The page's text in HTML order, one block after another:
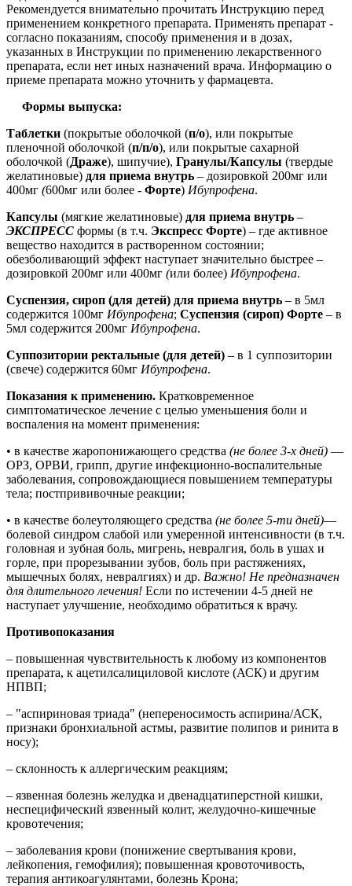
Рекомендуется внимательно прочитать Инструкцию перед
применением конкретного препарата. Применять препарат -
согласно показаниям, способу применения и в дозах,
указанных в Инструкции по применению лекарственного
препарата, если нет иных назначений врача. Информацию о
приеме препарата можно уточнить у фармацевта.
Формы выпуска:
Таблетки (покрытые оболочкой (п/о), или покрытые
пленочной оболочкой (п/п/о), или покрытые сахарной
оболочкой (Драже), шипучие), Гранулы/Капсулы (твердые
желатиновые) для приема внутрь – дозировкой 200мг или
400мг (600мг или более - Форте) Ибупрофена.
Капсулы (мягкие желатиновые) для приема внутрь –
ЭКСПРЕСС формы (в т.ч. Экспресс Форте) – где активное
вещество находится в растворенном состоянии;
обезболивающий эффект наступает значительно быстрее –
дозировкой 200мг или 400мг (или более) Ибупрофена.
Суспензия, сироп (для детей) для приема внутрь – в 5мл
содержится 100мг Ибупрофена; Суспензия (сироп) Форте – в
5мл содержится 200мг Ибупрофена.
Суппозитории ректальные (для детей) – в 1 суппозитории
(свече) содержится 60мг Ибупрофена.
Показания к применению. Кратковременное
симптоматическое лечение с целью уменьшения боли и
воспаления на момент применения:
• в качестве жаропонижающего средства (не более 3-х дней) —
ОРЗ, ОРВИ, грипп, другие инфекционно-воспалительные
заболевания, сопровождающиеся повышением температуры
тела; постпрививочные реакции;
• в качестве болеутоляющего средства (не более 5-ти дней)—
болевой синдром слабой или умеренной интенсивности (в т.ч.
головная и зубная боль, мигрень, невралгия, боль в ушах и
горле, при прорезывании зубов, боль при растяжениях,
мышечных болях, невралгиях) и др. Важно! Не предназначен
для длительного лечения! Если по истечении 4-5 дней не
наступает улучшение, необходимо обратиться к врачу.
Противопоказания
– повышенная чувствительность к любому из компонентов
препарата, к ацетилсалициловой кислоте (АСК) и другим
НПВП;
– "аспириновая триада" (непереносимость аспирина/АСК,
признаки бронхиальной астмы, развитие полипов и ринита в
носу);
– склонность к аллергическим реакциям;
– язвенная болезнь желудка и двенадцатиперстной кишки,
неспецифический язвенный колит, желудочно-кишечные
кровотечения;
– заболевания крови (понижение свертывания крови,
лейкопения, гемофилия); повышенная кровоточивость,
терапия антикоагулянтами, болезнь Крона;